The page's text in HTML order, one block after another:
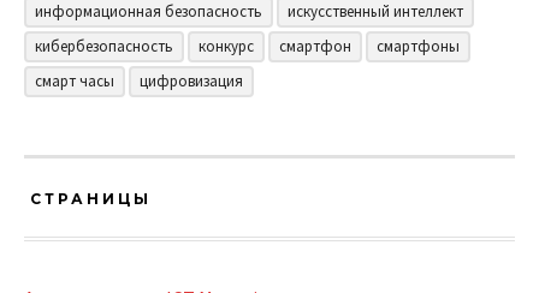
информационная безопасность
искусственный интеллект
кибербезопасность
конкурс смартфон
смартфоны
смарт часы
цифровизация
СТРАНИЦЫ